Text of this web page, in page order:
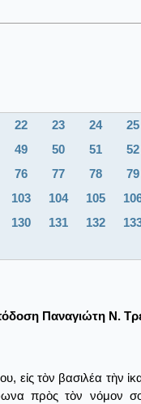
22 23 24 25
49 50 51 52
76 77 78 79
103 104 105
130 131 132
Παναγιώτη Ν.
εἰς τὸν βασιλέα τὴν
πρὸς τὸν νόμον